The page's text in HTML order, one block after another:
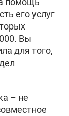
его услуг
Вы
для того,
– не